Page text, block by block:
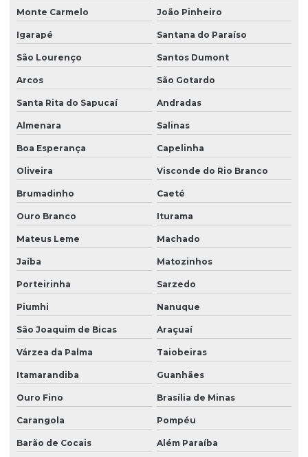
Monte Carmelo João Pinheiro
Igarapé Santana do Paraíso
São Lourenço Santos Dumont
Arcos São Gotardo
Santa Rita do Sapucaí Andradas
Almenara Salinas
Boa Esperança Capelinha
Oliveira Visconde do Rio Branco
Brumadinho Caeté
Ouro Branco Iturama
Mateus Leme Machado
Jaíba Matozinhos
Porteirinha Sarzedo
Piumhi Nanuque
São Joaquim de Bicas Araçuaí
Várzea da Palma Taiobeiras
Itamarandiba Guanhães
Ouro Fino Brasília de Minas
Carangola Pompéu
Barão de Cocais Além Paraíba